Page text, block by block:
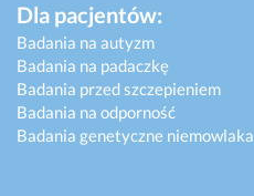
Dla pacjentów:
Badania na autyzm
Badania na padaczkę
Badania przed szczepieniem
Badania na odporność
Badania genetyczne niemowlaka